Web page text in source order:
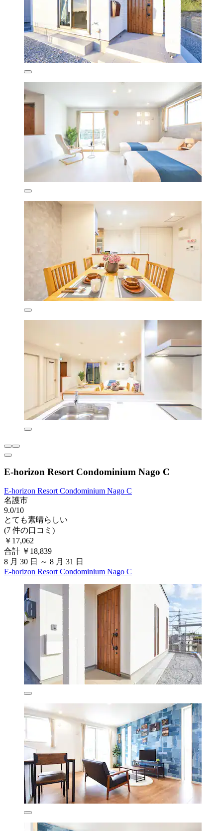
E-horizon Resort Condominium Nago C
E-horizon Resort Condominium Nago C
名護市
9.0/10
とても素晴らしい
(7 件の口コミ)
￥17,062
合計 ￥18,839
8 月 30 日 ～ 8 月 31 日
E-horizon Resort Condominium Nago C